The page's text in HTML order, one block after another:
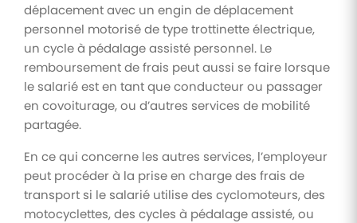
déplacement avec un engin de déplacement
personnel motorisé de type trottinette électrique,
un cycle à pédalage assisté personnel. Le
remboursement de frais peut aussi se faire lorsque
le salarié est en tant que conducteur ou passager
en covoiturage, ou d’autres services de mobilité
partagée.
En ce qui concerne les autres services, l’employeur
peut procéder à la prise en charge des frais de
transport si le salarié utilise des cyclomoteurs, des
motocyclettes, des cycles à pédalage assisté, ou